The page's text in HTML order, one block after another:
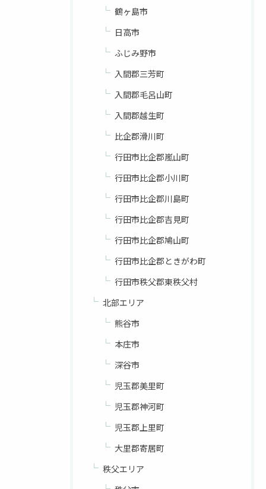
鶴ヶ島市
日高市
ふじみ野市
入間郡三芳町
入間郡毛呂山町
入間郡越生町
比企郡滑川町
行田市比企郡嵐山町
行田市比企郡小川町
行田市比企郡川島町
行田市比企郡吉見町
行田市比企郡鳩山町
行田市比企郡ときがわ町
行田市秩父郡東秩父村
北部エリア
熊谷市
本庄市
深谷市
児玉郡美里町
児玉郡神河町
児玉郡上里町
大里郡寄居町
秩父エリア